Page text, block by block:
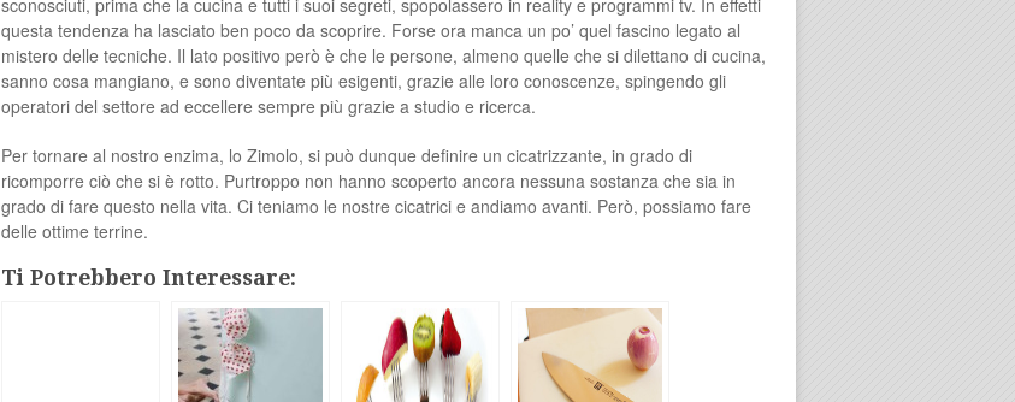
sconosciuti, prima che la cucina e tutti i suoi segreti, spopolassero in reality e programmi tv. In effetti
questa tendenza ha lasciato ben poco da scoprire. Forse ora manca un po’ quel fascino legato al
mistero delle tecniche. Il lato positivo però è che le persone, almeno quelle che si dilettano di cucina,
sanno cosa mangiano, e sono diventate più esigenti, grazie alle loro conoscenze, spingendo gli
operatori del settore ad eccellere sempre più grazie a studio e ricerca.
Per tornare al nostro enzima, lo Zimolo, si può dunque definire un cicatrizzante, in grado di
ricomporre ciò che si è rotto. Purtroppo non hanno scoperto ancora nessuna sostanza che sia in
grado di fare questo nella vita. Ci teniamo le nostre cicatrici e andiamo avanti. Però, possiamo fare
delle ottime terrine.
Ti Potrebbero Interessare: